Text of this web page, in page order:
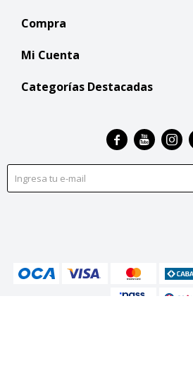
Compra
Mi Cuenta
Categorías Destacadas
  